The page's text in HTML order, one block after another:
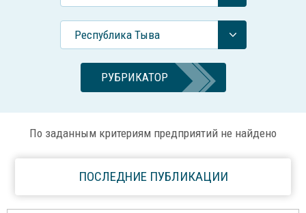
Республика Тыва
РУБРИКАТОР
По заданным критериям предприятий не найдено
ПОСЛЕДНИЕ ПУБЛИКАЦИИ